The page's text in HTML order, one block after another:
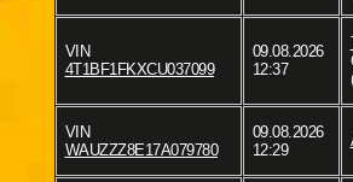
VIN
4T1BF1FKXCU037099
09.08.2026
12:37
VIN
WAUZZZ8E17A079780
09.08.2026
12:29